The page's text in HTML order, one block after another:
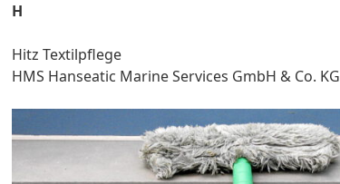
H
Hitz Tex­til­pfle­ge
HMS Han­sea­tic Ma­ri­ne Ser­vices GmbH & Co. KG